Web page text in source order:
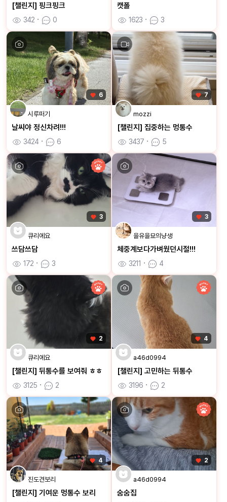
[챌린지] 핑크핑크
342 ㆍ 0
캣폴
1623 ㆍ 3
6
시루떠기
날씨야 정신차려!!!
3424 ㆍ 6
7
mozzi
[챌린지] 집중하는 멍통수
3437 ㆍ 5
3
큐리에요
쓰담쓰담
172 ㆍ 3
3
을유을묘의냥생
체중계보다가벼웠던시절!!!
3211 ㆍ 4
2
큐리에요
[챌린지] 뒤통수를 보여줘 ㅎㅎ
3125 ㆍ 2
4
a46d0994
[챌린지] 고민하는 뒤통수
3196 ㆍ 2
4
진도견보리
[챌린지] 기여운 멍통수 보리
2
a46d0994
숨숨집